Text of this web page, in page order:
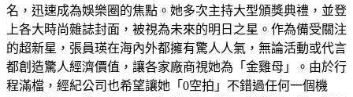
名，迅速成為娛樂圈的焦點。她多次主持大型頒獎典禮，並登
上各大時尚雜誌封面，被視為未來的明日之星。作為備受關注
的超新星，張員瑛在海內外都擁有驚人人氣，無論活動或代言
都創造驚人經濟價值，讓各家廠商視她為「金雞母」。由於行
程滿檔，經紀公司也希望讓她「0空拍」不錯過任何一個機